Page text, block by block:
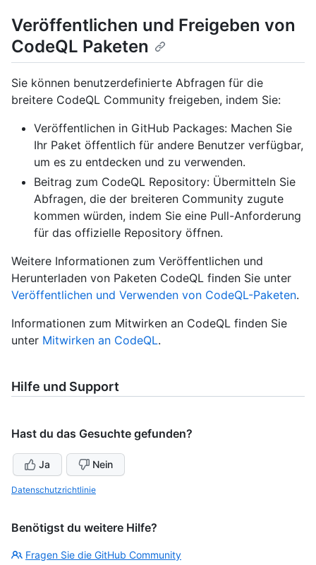
Veröffentlichen und Freigeben von
CodeQL Paketen
Sie können benutzerdefinierte Abfragen für die
breitere CodeQL Community freigeben, indem Sie:
Veröffentlichen in GitHub Packages: Machen Sie
Ihr Paket öffentlich für andere Benutzer verfügbar,
um es zu entdecken und zu verwenden.
Beitrag zum CodeQL Repository: Übermitteln Sie
Abfragen, die der breiteren Community zugute
kommen würden, indem Sie eine Pull-Anforderung
für das offizielle Repository öffnen.
Weitere Informationen zum Veröffentlichen und
Herunterladen von Paketen CodeQL finden Sie unter
Veröffentlichen und Verwenden von CodeQL-Paketen.
Informationen zum Mitwirken an CodeQL finden Sie
unter Mitwirken an CodeQL.
Hilfe und Support
Hast du das Gesuchte gefunden?
Ja Nein
Datenschutzrichtlinie
Benötigst du weitere Hilfe?
Fragen Sie die GitHub Community